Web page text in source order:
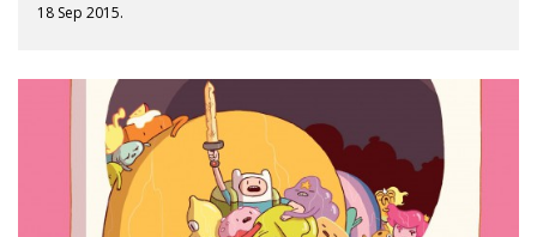
18 Sep 2015.